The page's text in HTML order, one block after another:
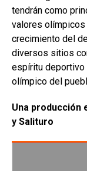
tendrán como
valores
crecimiento del
diversos sitios
espíritu deportivo
olímpico del
Una producción
y Salituro